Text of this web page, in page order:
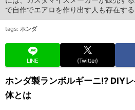
で自作でエアロを作り出す人も存在する
tags: ホンダ
LINE (Twitter)
ホンダ製ランボルギーニ!? DIY
体とは